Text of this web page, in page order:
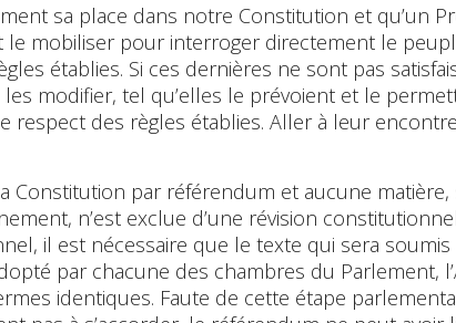
sa place dans notre Constitution et qu’un
le mobiliser pour interroger directement le
établies. Si ces dernières ne sont pas
modifier, tel qu’elles le prévoient et le
respect des règles établies. Aller à leur
Constitution par référendum et aucune matière,
n’est exclue d’une révision
il est nécessaire que le texte qui sera soumis
par chacune des chambres du Parlement,
identiques. Faute de cette étape